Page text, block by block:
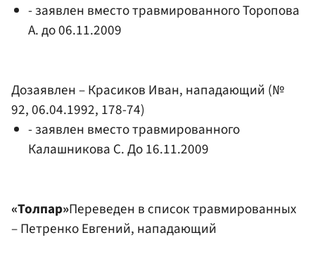
- заявлен вместо травмированного Торопова
А. до 06.11.2009
Дозаявлен –Красиков Иван, нападающий (№
92, 06.04.1992, 178-74)
- заявлен вместо травмированного
Калашникова С. До 16.11.2009
«Толпар»Переведен в список травмированных
–Петренко Евгений, нападающий